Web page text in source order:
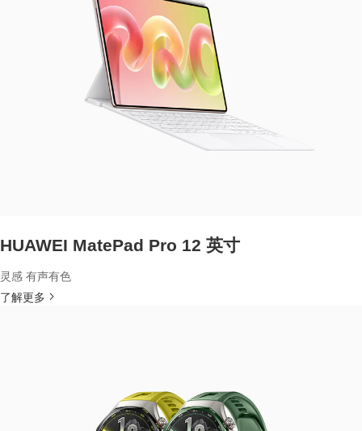
HUAWEI MatePad Pro 12 英寸
灵感 有声有色
了解更多